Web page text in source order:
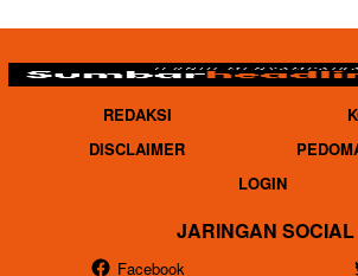
REDAKSI
DISCLAIMER
LOGIN
JARINGAN SOCIAL
Facebook